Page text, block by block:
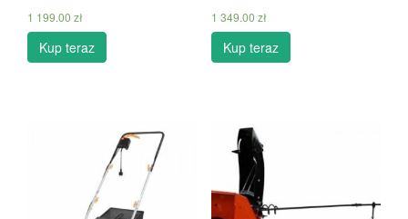
1 199.00 zł
Kup teraz
1 349.00 zł
Kup teraz